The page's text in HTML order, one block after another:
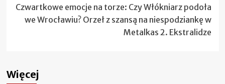
Czwartkowe emocje na torze: Czy Włókniarz podoła
we Wrocławiu? Orzeł z szansą na niespodziankę w
Metalkas 2. Ekstralidze
Więcej